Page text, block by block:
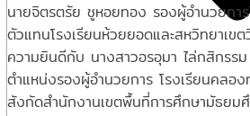
นายจิตรตรัย ชูหอยทอง รองผู้อำนวยกา
ตัวแทนโรงเรียนห้วยยอดและสหวิทยาเข
ความยินดีกับ นางสาวอรอุมา ไล่กสิกรรม
ตำแหน่งรองผู้อำนวยการ โรงเรียนคลอ
สังกัดสำนักงานเขตพื้นที่การศึกษามัธย